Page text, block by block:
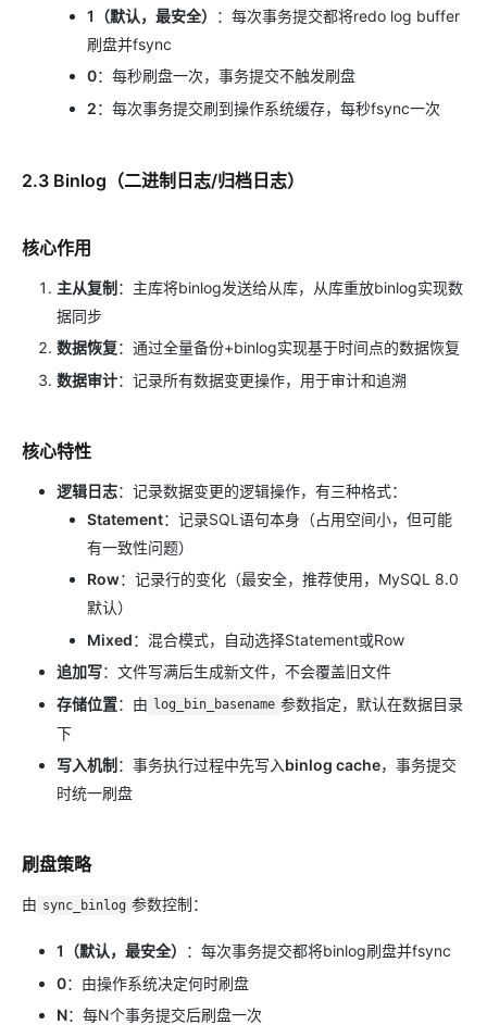
1（默认，最安全）
：每次事务提交都将redo log buffer
刷盘并fsync
0：每秒刷盘一次，事务提交不触发刷盘
2：每次事务提交刷到操作系统缓存，每秒fsync一次
2.3 Binlog（二进制日志/归档日志）
核心作用
主从复制 ：主库将binlog发送给从库，从库重放binlog实现数
据同步
数据恢复：通过全量备份+binlog实现基于时间点的数据恢复
数据审计：记录所有数据变更操作，用于审计和追溯
核心特性
逻辑日志：记录数据变更的逻辑操作，有三种格式：
Statement：记录SQL语句本身（占用空间小，但可能
有一致性问题）
Row：记录行的变化（最安全，推荐使用，MySQL 8.0
默认）
Mixed：混合模式，自动选择Statement或Row
追加写：文件写满后生成新文件，不会覆盖旧文件
存储位置：由 log_bin_basename 参数指定，默认在数据目录
下
写入机制 ：事务执行过程中先写入binlog cache，事务提交
时统一刷盘
刷盘策略
由 sync_binlog 参数控制：
1（默认，最安全）
：每次事务提交都将binlog刷盘并fsync
0：由操作系统决定何时刷盘
N：每N个事务提交后刷盘一次